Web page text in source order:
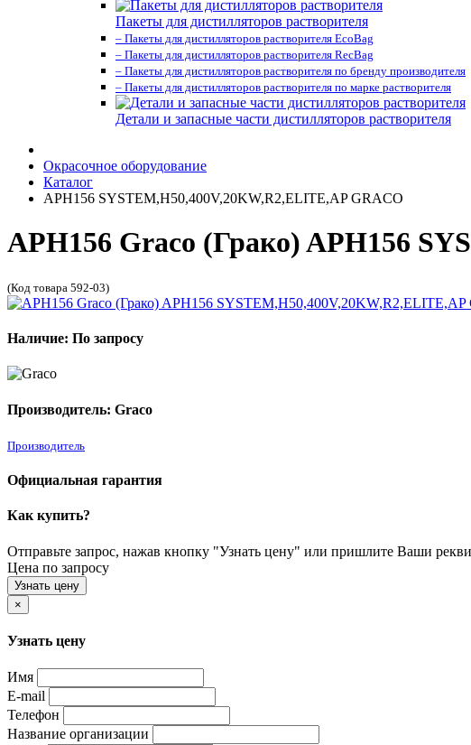
Пакеты для дистилляторов растворителя
– Пакеты для дистилляторов растворителя EcoBag
– Пакеты для дистилляторов растворителя RecBag
– Пакеты для дистилляторов растворителя по бренду производителя
– Пакеты для дистилляторов растворителя по марке растворителя
Детали и запасные части дистилляторов растворителя
Окрасочное оборудование
Каталог
APH156 SYSTEM,H50,400V,20KW,R2,ELITE,AP GRACO
APH156 Graco (Грако) APH156
(Код товара 592-03)
Наличие: По запросу
Производитель: Graco
Производитель
Официальная гарантия
Как купить?
Отправьте запрос, нажав кнопку "Узнать цену" или пришлите Ваши
Цена по запросу
Узнать цену
×
Узнать цену
Имя
E-mail
Телефон
Название организации